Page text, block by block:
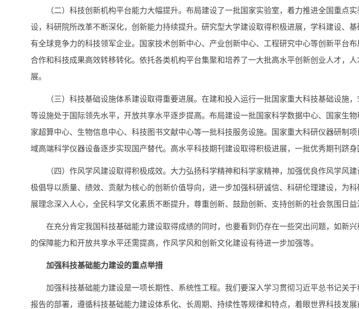
（二）科技创新机构平台能力大幅提升。布局建设了一批国家实验室，着力推进全国重点
设，科研院所改革不断深化，创新能力持续提升。研究型大学建设取得积极进展，学科建设、
有全球竞争力的科技领军企业。国家技术创新中心、产业创新中心、工程研究中心等创新平台
合作和科技成果高效转移转化。依托各类机构平台集聚和培养了一大批高水平创新创业人才，
展。
（三）科技基础设施体系建设取得重要进展。在建和投入运行一批国家重大科技基础设施，
等设施处于国际领先水平，开放共享水平逐步提高。布局建设一批国家科学数据中心、国家生
家超算中心、生物信息中心、科技图书文献中心等一批科技服务设施。国家重大科研仪器研制
域高端科学仪器设备逐步实现国产替代。高水平科技期刊建设取得积极进展，一批优秀期刊跻身
（四）作风学风建设取得积极成效。大力弘扬科学精神和科学家精神，加强优良作风学风
极倡导以质量、绩效、贡献为核心的创新价值导向，进一步加强科研诚信、科研伦理建设，为
展理念深入人心，全民科学文化素质不断提升，尊重创新、鼓励创新、支持创新的社会氛围日益
在充分肯定我国科技基础能力建设取得成绩的同时，也要看到仍存在一些突出问题，如新
的保障能力和开放共享水平还需提高，作风学风和创新文化建设有待进一步加强等。
加强科技基础能力建设的重点举措
加强科技基础能力建设是一项长期性、系统性工程。我们要深入学习贯彻习近平总书记关
报告的部署，遵循科技基础能力建设体系化、长周期、持续性等规律和特点，着眼世界科技发